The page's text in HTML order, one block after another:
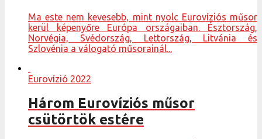
Ma este nem kevesebb, mint nyolc Eurovíziós műsor
kerül képenyőre Európa országaiban. Észtország,
Norvégia, Svédország, Lettország, Litvánia és
Szlovénia a válogató műsorainál...
Eurovízió 2022
Három Eurovíziós műsor
csütörtök estére